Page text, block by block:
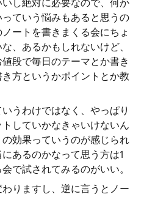
し絶対に必要なので、何か
ていう悩みもあると思うの
ートを書きまくる会にちょ
、あるかもしれないけど、
段で毎日のテーマとか書き
方というかポイントとか教
うわけではなく、やっぱり
していかなきゃいけないん
効果っていうのが感じられ
あるのかなって思う方は1
で試されてみるのがいい。
りますし、逆に言うとノー